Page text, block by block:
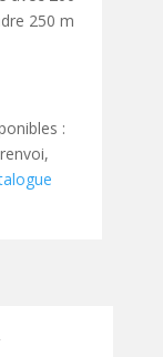
250 m
: